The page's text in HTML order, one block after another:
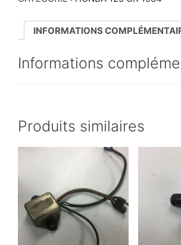
INFORMATIONS
Informations
Produits similaires